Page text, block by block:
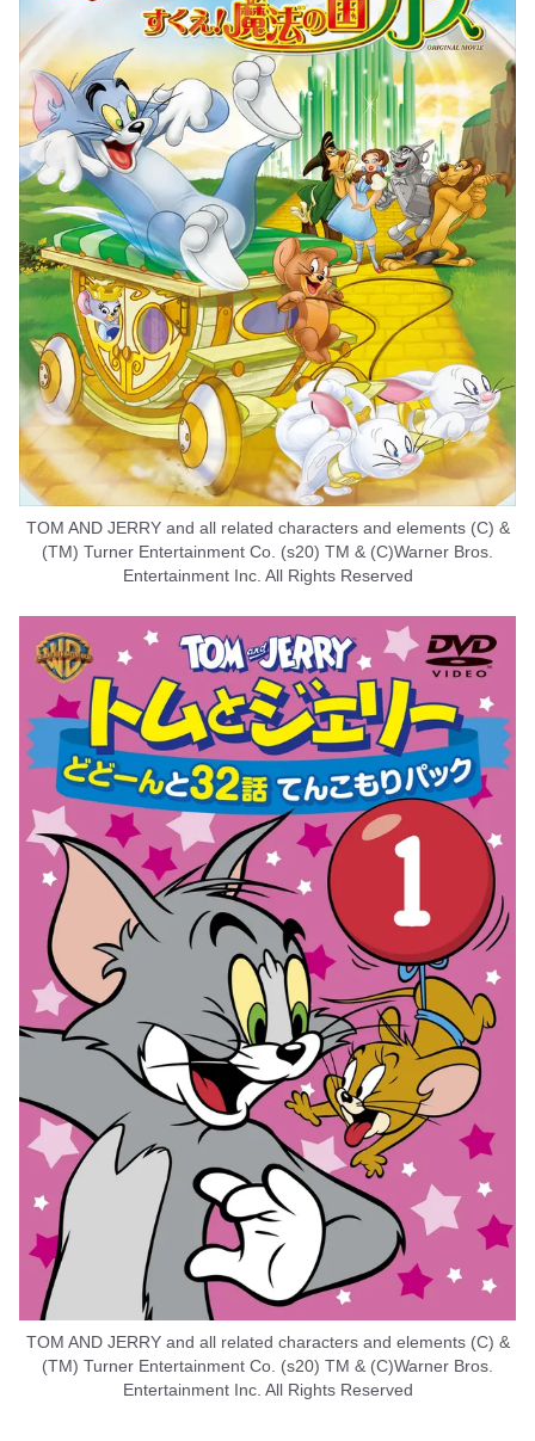
TOM AND JERRY and all related characters and elements (C) &
(TM) Turner Entertainment Co. (s20) TM & (C)Warner Bros.
Entertainment Inc. All Rights Reserved
TOM AND JERRY and all related characters and elements (C) &
(TM) Turner Entertainment Co. (s20) TM & (C)Warner Bros.
Entertainment Inc. All Rights Reserved